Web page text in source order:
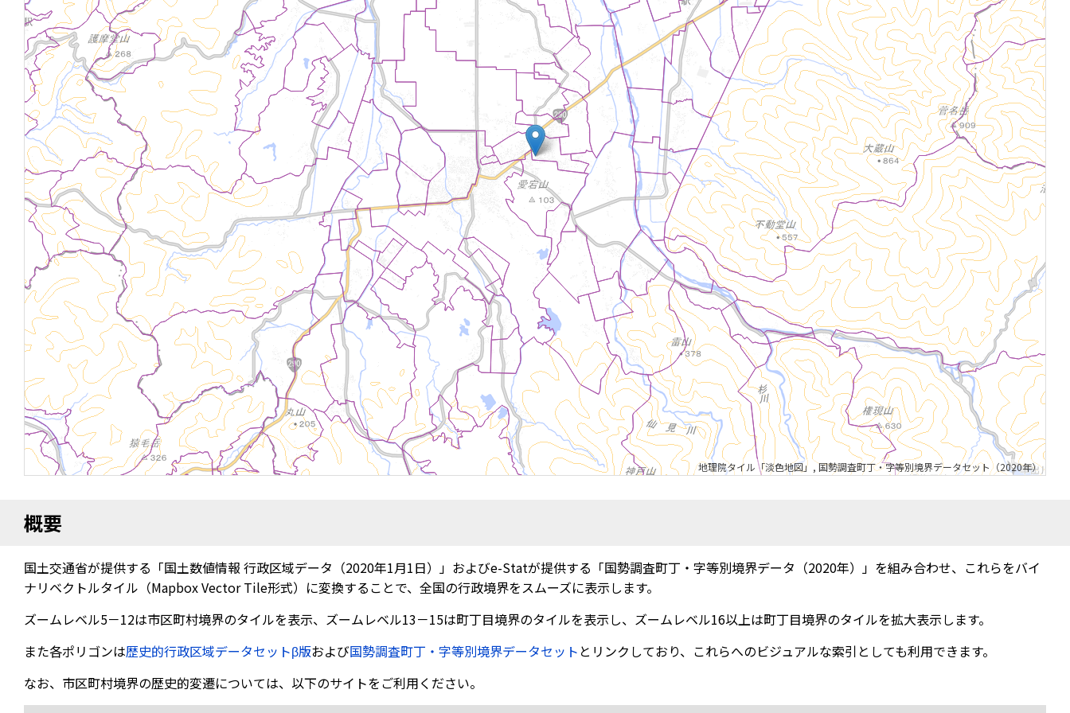
地理院タイル「淡色地図」 ,国勢調査町丁・字等別境界データセット（2020年）
概要
国土交通省が提供する「国土数値情報 行政区域データ（2020年1月1日）」およびe-Statが提供する「国勢調査町丁・字等別境界データ（2020年）」を組み合わせ、これらをバイ
ナリベクトルタイル（Mapbox Vector Tile形式）に変換することで、全国の行政境界をスムーズに表示します。
ズームレベル5－12は市区町村境界のタイルを表示、ズームレベル13－15は町丁目境界のタイルを表示し、ズームレベル16以上は町丁目境界のタイルを拡大表示します。
また各ポリゴンは歴史的行政区域データセットβ版および国勢調査町丁・字等別境界データセット とリンクしており、これらへのビジュアルな索引としても利用できます。
なお、市区町村境界の歴史的変遷については、以下のサイトをご利用ください。